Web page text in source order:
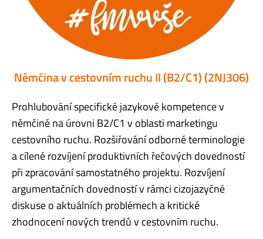
Němčina v cestovním ruchu II (B2/C1) (2NJ306)
Prohlubování specifické jazykové kompetence v
němčině na úrovni B2/C1 v oblasti marketingu
cestovního ruchu. Rozšiřování odborné terminologie
a cílené rozvíjení produktivních řečových dovedností
při zpracování samostatného projektu. Rozvíjení
argumentačních dovedností v rámci cizojazyčné
diskuse o aktuálních problémech a kritické
zhodnocení nových trendů v cestovním ruchu.